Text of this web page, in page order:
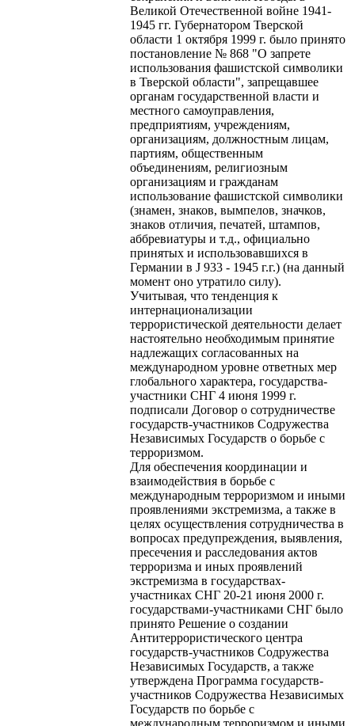
Великой Отечественной войне 1941-
1945 гг. Губернатором Тверской
области 1 октября 1999 г. было принято
постановление № 868 "О запрете
использования фашистской символики
в Тверской области", запрещавшее
органам государственной власти и
местного самоуправления,
предприятиям, учреждениям,
организациям, должностным лицам,
партиям, общественным
объединениям, религиозным
организациям и гражданам
использование фашистской символики
(знамен, знаков, вымпелов, значков,
знаков отличия, печатей, штампов,
аббревиатуры и т.д., официально
принятых и использовавшихся в
Германии в J 933 - 1945 г.г.) (на данный
момент оно утратило силу).
Учитывая, что тенденция к
интернационализации
террористической деятельности делает
настоятельно необходимым принятие
надлежащих согласованных на
международном уровне ответных мер
глобального характера, государства-
участники СНГ 4 июня 1999 г.
подписали Договор о сотрудничестве
государств-участников Содружества
Независимых Государств о борьбе с
терроризмом.
Для обеспечения координации и
взаимодействия в борьбе с
международным терроризмом и иными
проявлениями экстремизма, а также в
целях осуществления сотрудничества в
вопросах предупреждения, выявления,
пресечения и расследования актов
терроризма и иных проявлений
экстремизма в государствах-
участниках СНГ 20-21 июня 2000 г.
государствами-участниками СНГ было
принято Решение о создании
Антитеррористического центра
государств-участников Содружества
Независимых Государств, а также
утверждена Программа государств-
участников Содружества Независимых
Государств по борьбе с